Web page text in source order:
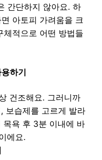
간단하지 않아요. 하
아토피 가려움을 크
적으로 어떤 방법들
하기
건조해요. 그러니까
보습제를 고르게 발라
목욕 후 3분 이내에 바
에요.